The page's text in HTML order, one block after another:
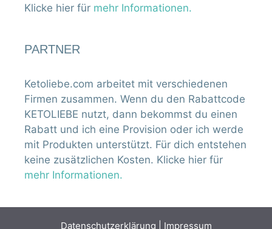
Klicke hier für mehr Informationen.
PARTNER
Ketoliebe.com arbeitet mit verschiedenen
Firmen zusammen. Wenn du den Rabattcode
KETOLIEBE nutzt, dann bekommst du einen
Rabatt und ich eine Provision oder ich werde
mit Produkten unterstützt. Für dich entstehen
keine zusätzlichen Kosten. Klicke hier für
mehr Informationen.
Datenschutzerklärung Impressum